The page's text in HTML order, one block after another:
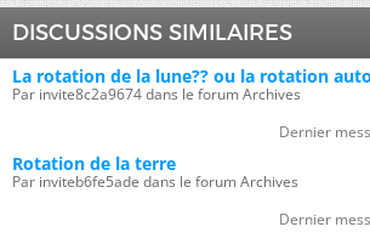
DISCUSSIONS SIMILAIRES
La rotation de la lune?? ou la rotation
Par invite8c2a9674 dans le forum Archives
Dernier
Rotation de la terre
Par inviteb6fe5ade dans le forum Archives
Dernier